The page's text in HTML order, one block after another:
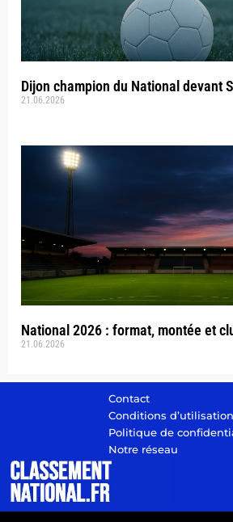
Dijon champion du National devant
21.06.2026
National 2026 : format, montée et
21.06.2026
Contact
Conditions d’utilisation
Politique de
Notre réseau